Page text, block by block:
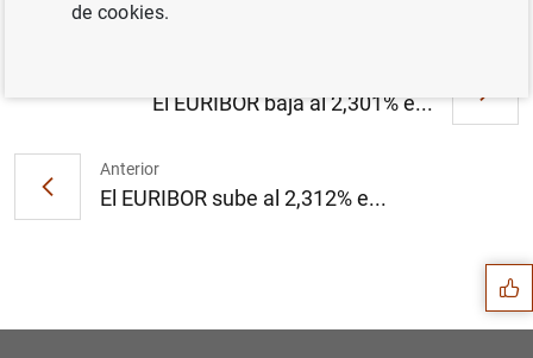
Anterior
El EURIBOR sube al 2,312% e...
El EURIBOR baja al 2,301% e...
Sugerencias
de cookies.